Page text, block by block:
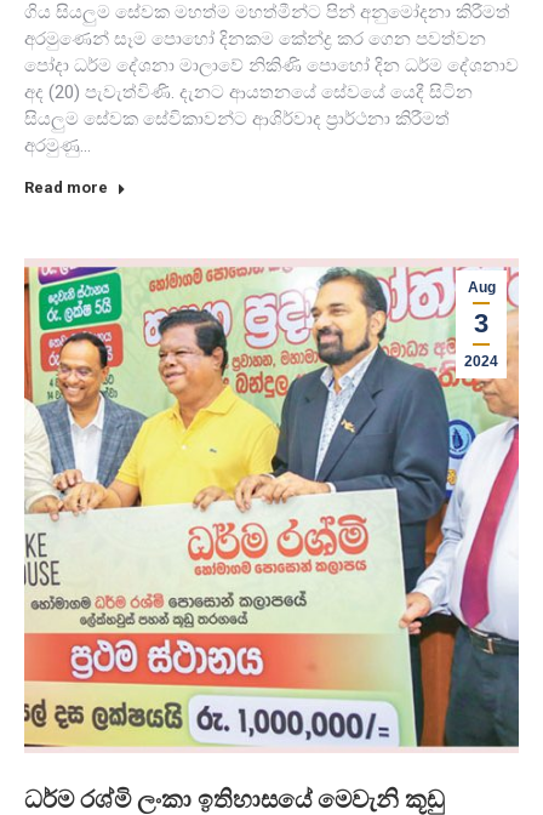
ගිය සියලුම සේවක මහත්ම මහත්මීන්ට පින් අනුමෝදනා කිරීමත්
අරමුණෙන් සෑම පොහෝ දිනකම කේන්ද්‍ර කර ගෙන පවත්වන
පෝදා ධර්ම දේශනා මාලාවේ නිකිණි පොහෝ දින ධර්ම දේශනාව
අද (20) පැවැත්විණි. දැනට ආයතනයේ සේවයේ යෙදී සිටින
සියලුම සේවක සේවිකාවන්ට ආශිර්වාද ප්‍රාර්ථනා කිරීමත්
අරමුණු…
Read more
Aug
3
2024
ධර්ම රශ්මි ලංකා ඉතිහාසයේ මෙවැනි කූඩු